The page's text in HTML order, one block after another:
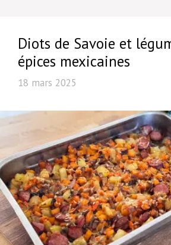
Diots de Savoie et
épices mexicaines
18 mars 2025